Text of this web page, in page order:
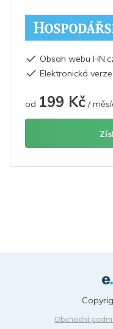
Obsah webu
Elektronická
od 199 Kč /
Obchodní